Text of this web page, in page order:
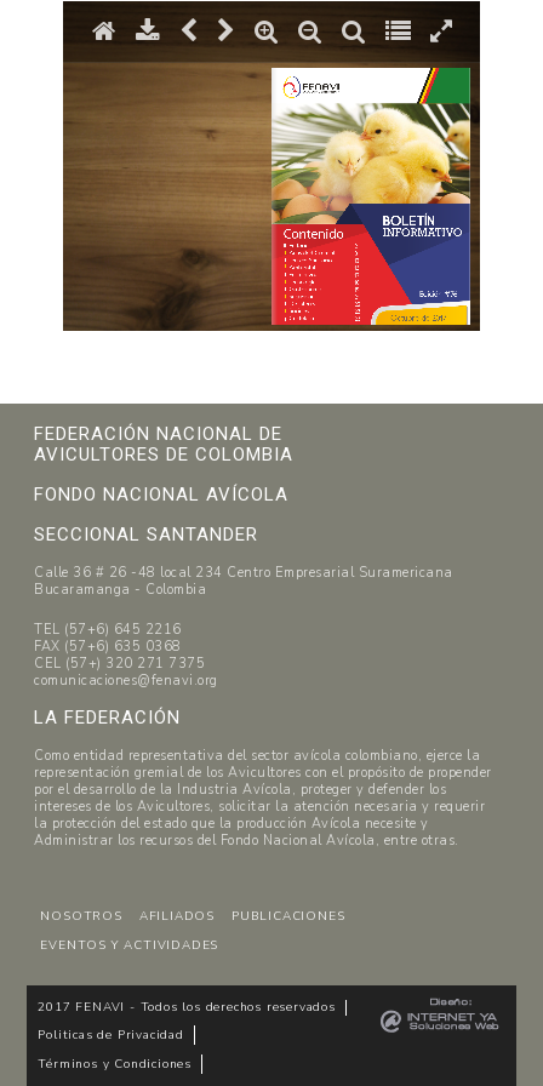
FEDERACIÓN NACIONAL DE
AVICULTORES DE COLOMBIA
FONDO NACIONAL AVÍCOLA
SECCIONAL SANTANDER
Calle 36 # 26 -48 local 234 Centro Empresarial Suramericana
Bucaramanga - Colombia
TEL (57+6) 645 2216
FAX (57+6) 635 0368
CEL (57+) 320 271 7375
comunicaciones@fenavi.org
LA FEDERACIÓN
Como entidad representativa del sector avícola colombiano, ejerce la
representación gremial de los Avicultores con el propósito de propender
por el desarrollo de la Industria Avícola, proteger y defender los
intereses de los Avicultores, solicitar la atención necesaria y requerir
la protección del estado que la producción Avícola necesite y
Administrar los recursos del Fondo Nacional Avícola, entre otras.
NOSOTROS AFILIADOS
PUBLICACIONES
EVENTOS Y ACTIVIDADES
2017 FENAVI - Todos los derechos reservados
Politicas de Privacidad
Términos y Condiciones